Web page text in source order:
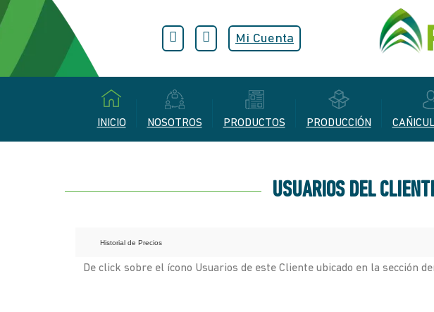
Mi Cuenta
INICIO NOSOTROS PRODUCTOS PRODUCCIÓN
USUARIOS DEL
Historial de Precios
De click sobre el ícono Usuarios de este Cliente ubicado en la sección